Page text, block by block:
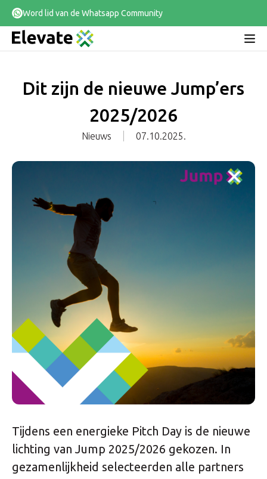
Word lid van de Whatsapp Community
Dit zijn de nieuwe Jump’ers
2025/2026
Nieuws 07.10.2025.
Tijdens een energieke Pitch Day is de nieuwe
lichting van Jump 2025/2026 gekozen. In
gezamenlijkheid selecteerden alle partners